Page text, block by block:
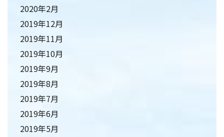
2020年2月
2019年12月
2019年11月
2019年10月
2019年9月
2019年8月
2019年7月
2019年6月
2019年5月